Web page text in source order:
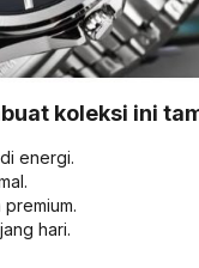
koleksi ini
energi.
hari.